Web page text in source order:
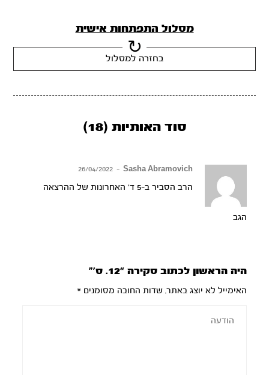
מסלול התפתחות אישית
בחזרה למסלול
סוד האותיות (18)
Sasha Abramovich
–
26/04/2022
הרב הסביר ב-5 ד׳ האחרונות של ההרצאה
הגב
היה הראשון לכתוב סקירה “12. ס’”
האימייל לא יוצג באתר. שדות החובה מסומנים*